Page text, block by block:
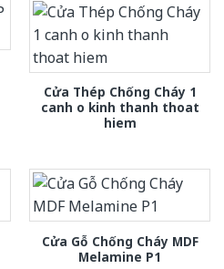
Cửa Thép Chống Cháy 1
canh o kinh thanh thoat
hiem
Cửa Gỗ Chống Cháy MDF
Melamine P1